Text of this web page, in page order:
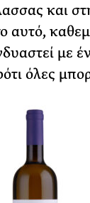
και
αυτό,
με
όλες